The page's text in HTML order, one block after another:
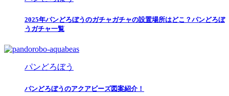
2025年パンどろぼうのガチャガチャの設置場所はどこ？パンどろぼ
うガチャ一覧
パンどろぼう
パンどろぼうのアクアビーズ図案紹介！